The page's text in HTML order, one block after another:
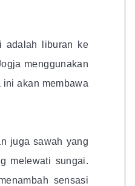
adalah liburan ke
menggunakan
akan membawa
juga sawah yang
melewati sungai.
sensasi